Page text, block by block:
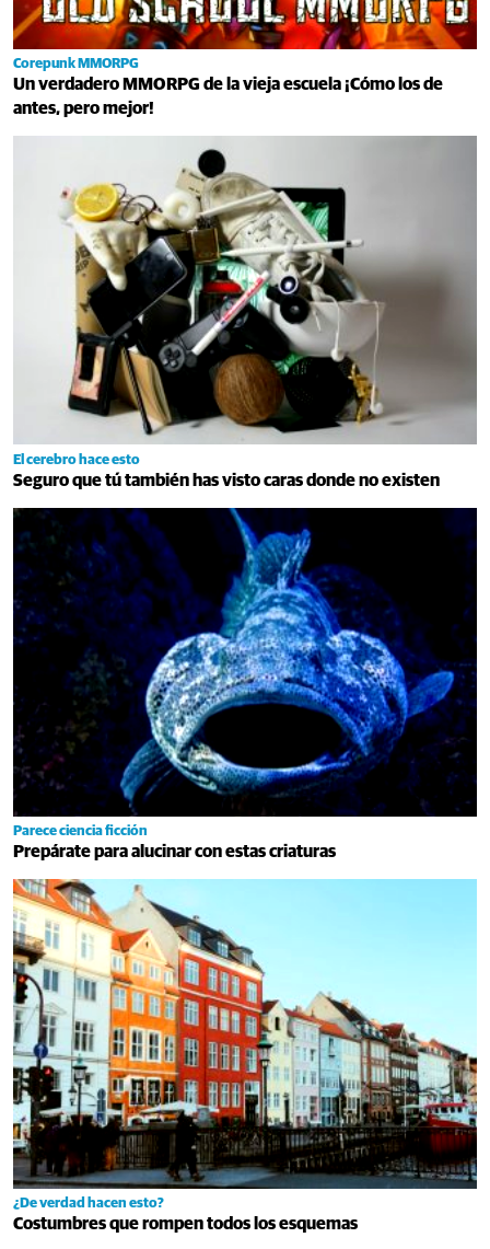
Corepunk MMORPG
Un verdadero MMORPG de la vieja escuela ¡Cómo los de
antes, pero mejor!
El cerebro hace esto
Seguro que tú también has visto caras donde no existen
Parece ciencia ficción
Prepárate para alucinar con estas criaturas
¿De verdad hacen esto?
Costumbres que rompen todos los esquemas